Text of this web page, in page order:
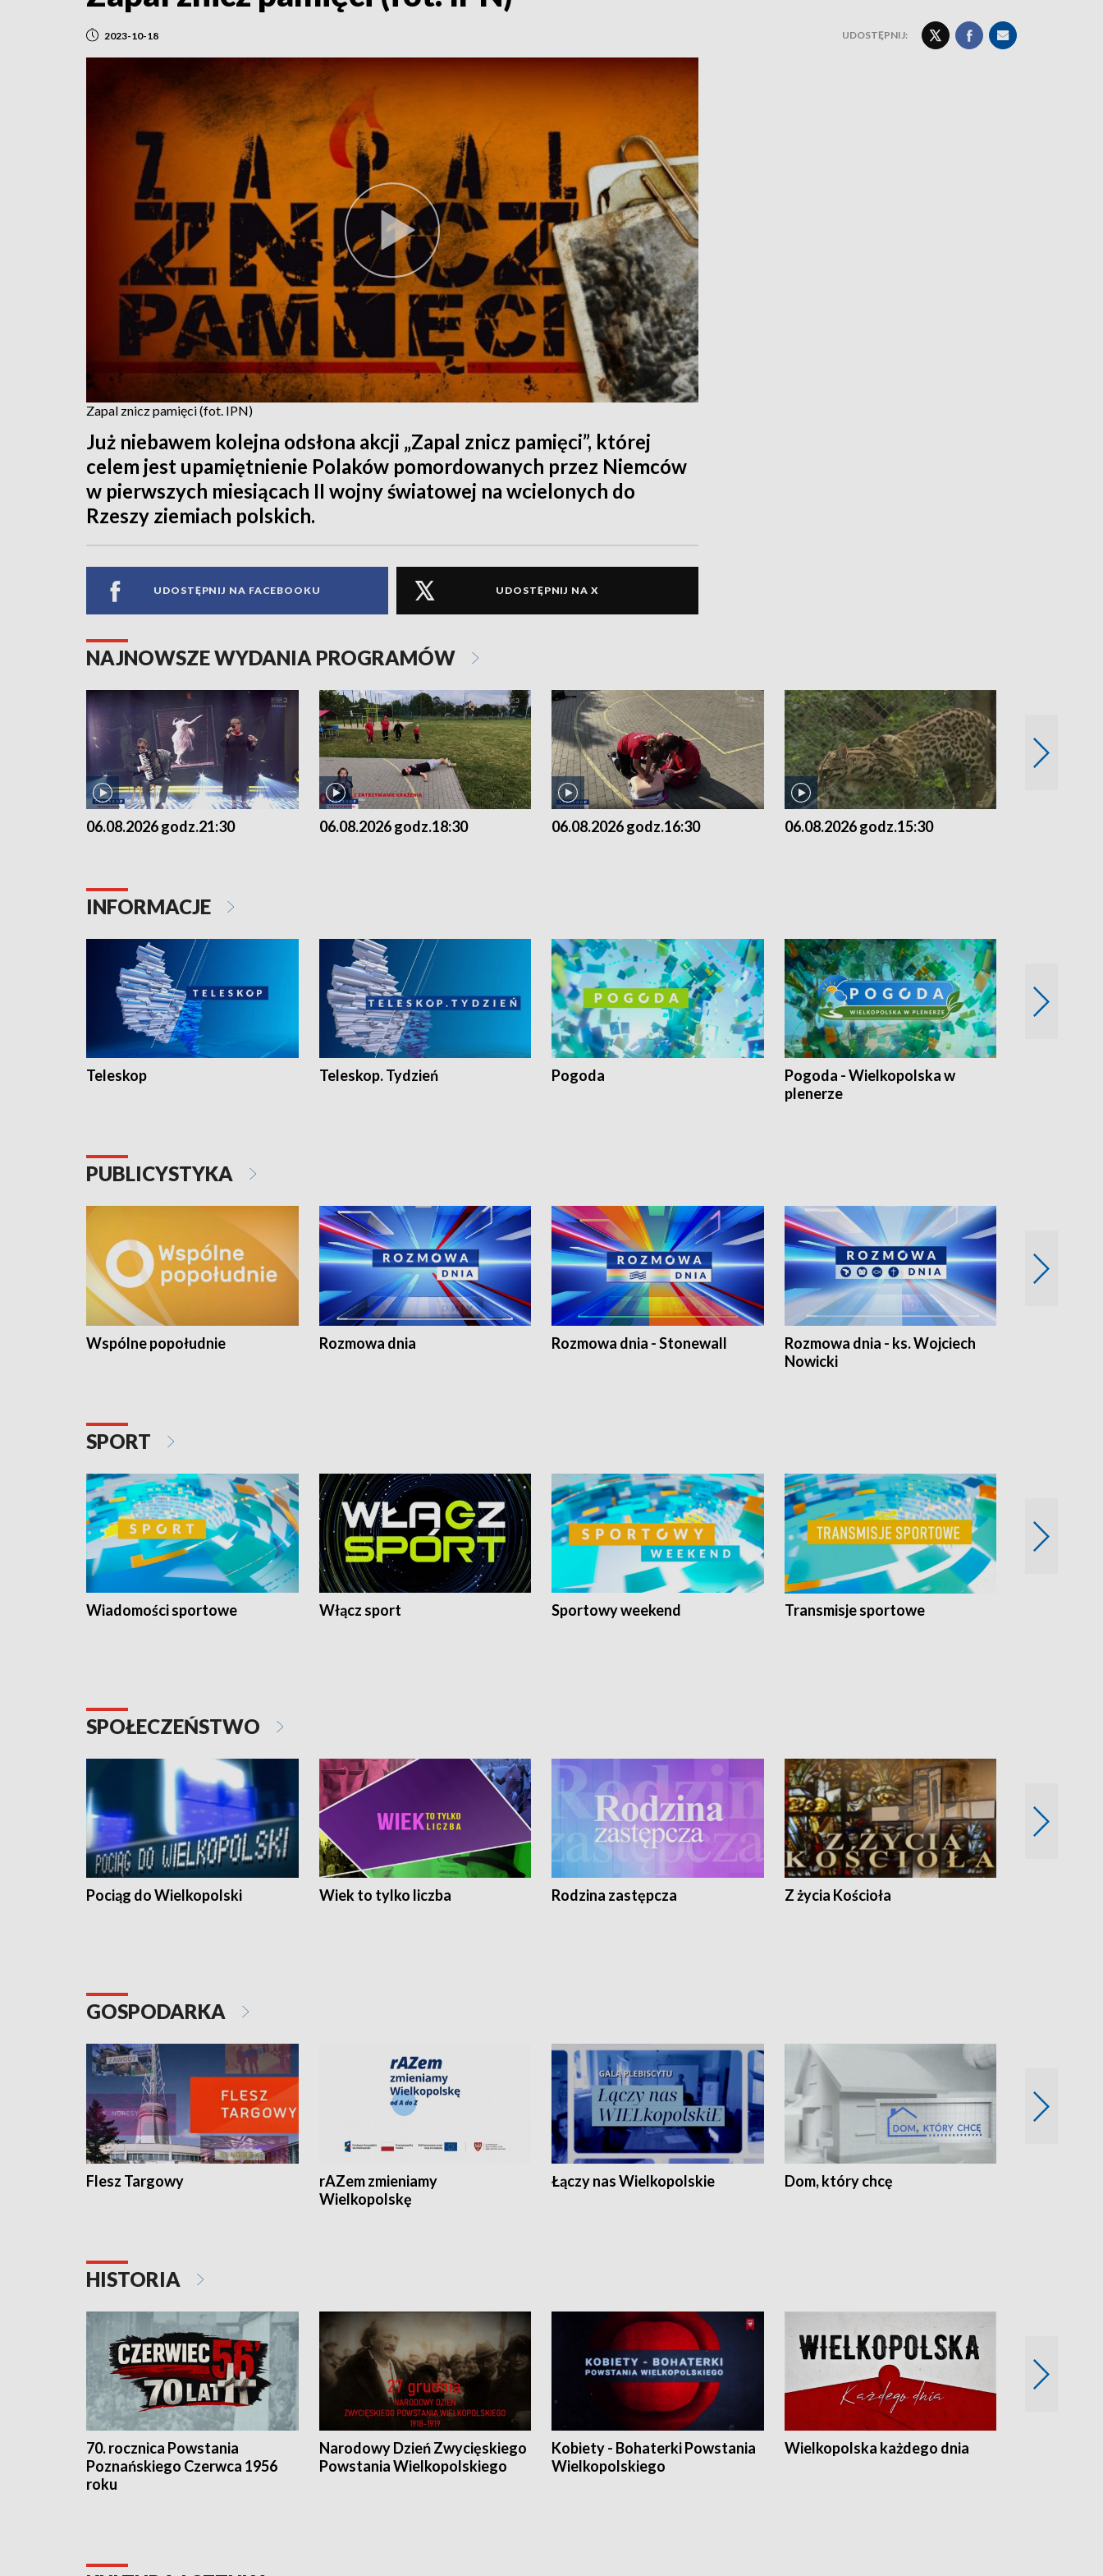
2023-10-18 UDOSTĘPNIJ:
Zapal znicz pamięci (fot. IPN)
Już niebawem kolejna odsłona akcji „Zapal znicz pamięci”, której
celem jest upamiętnienie Polaków pomordowanych przez Niemców
w pierwszych miesiącach II wojny światowej na wcielonych do
Rzeszy ziemiach polskich.
UDOSTĘPNIJ NA FACEBOOKU UDOSTĘPNIJ NA X
NAJNOWSZE WYDANIA PROGRAMÓW
06.08.2026 godz.21:30 06.08.2026 godz.18:30 06.08.2026 godz.16:30 06.08.2026 godz.15:30
INFORMACJE
Teleskop Teleskop. Tydzień Pogoda
Pogoda - Wielkopolska w
plenerze
PUBLICYSTYKA
Wspólne popołudnie Rozmowa dnia Rozmowa dnia - Stonewall
Rozmowa dnia - ks. Wojciech
Nowicki
SPORT
Wiadomości sportowe Włącz sport Sportowy weekend Transmisje sportowe
SPOŁECZEŃSTWO
Pociąg do Wielkopolski Wiek to tylko liczba Rodzina zastępcza Z życia Kościoła
GOSPODARKA
Flesz Targowy
rAZem zmieniamy
Wielkopolskę
Łączy nas Wielkopolskie Dom, który chcę
HISTORIA
70. rocznica Powstania
Poznańskiego Czerwca 1956
roku
Narodowy Dzień Zwycięskiego
Powstania Wielkopolskiego
Kobiety - Bohaterki Powstania
Wielkopolskiego
Wielkopolska każdego dnia